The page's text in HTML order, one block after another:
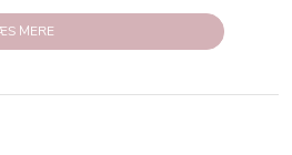
MERE